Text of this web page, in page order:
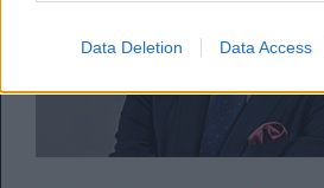
Data Deletion Data Access